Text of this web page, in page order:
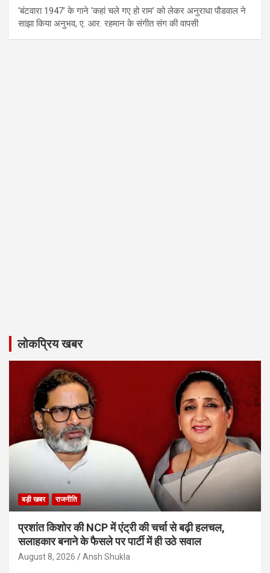
‘बंटवारा 1947’ के गाने ‘कहां चले गए हो राम’ को लेकर अनुराधा पौडवाल ने
साझा किया अनुभव, ए. आर. रहमान के संगीत संग की वापसी
लोकप्रिय खबर
बड़ी खबर राजनीति
प्रशांत किशोर की NCP में एंट्री की चर्चा से बढ़ी हलचल,
सलाहकार बनाने के फैसले पर पार्टी में ही उठे सवाल
August 8, 2026 Ansh Shukla